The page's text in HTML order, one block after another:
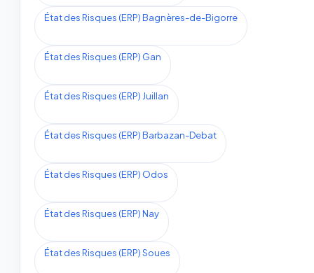
État des Risques (ERP) Bagnères-de-Bigorre
État des Risques (ERP) Gan
État des Risques (ERP) Juillan
État des Risques (ERP) Barbazan-Debat
État des Risques (ERP) Odos
État des Risques (ERP) Nay
État des Risques (ERP) Soues